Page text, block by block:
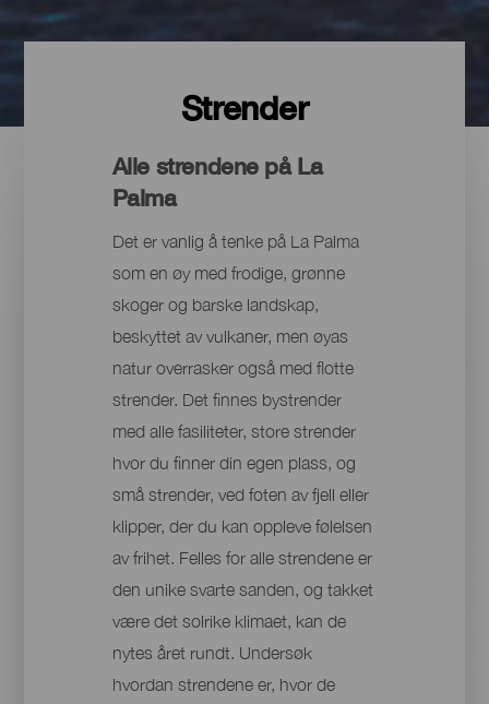
Strender
Alle strendene på La
Palma
Det er vanlig å tenke på La Palma
som en øy med frodige, grønne
skoger og barske landskap,
beskyttet av vulkaner, men øyas
natur overrasker også med flotte
strender. Det finnes bystrender
med alle fasiliteter, store strender
hvor du finner din egen plass, og
små strender, ved foten av fjell eller
klipper, der du kan oppleve følelsen
av frihet. Felles for alle strendene er
den unike svarte sanden, og takket
være det solrike klimaet, kan de
nytes året rundt. Undersøk
hvordan strendene er, hvor de